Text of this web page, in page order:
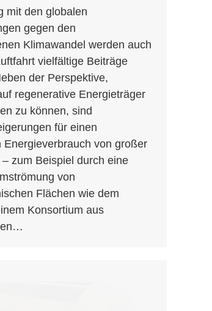
mit den globalen
gegen den
Klimawandel werden auch
vielfältige Beiträge
der Perspektive,
regenerative Energieträger
zu können, sind
für einen
Energieverbrauch von großer
zum Beispiel durch eine
von
Flächen wie dem
Konsortium aus